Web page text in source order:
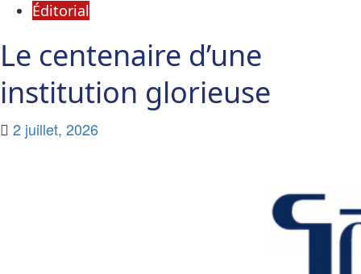
Éditorial
Le centenaire d’une
institution glorieuse
2 juillet, 2026